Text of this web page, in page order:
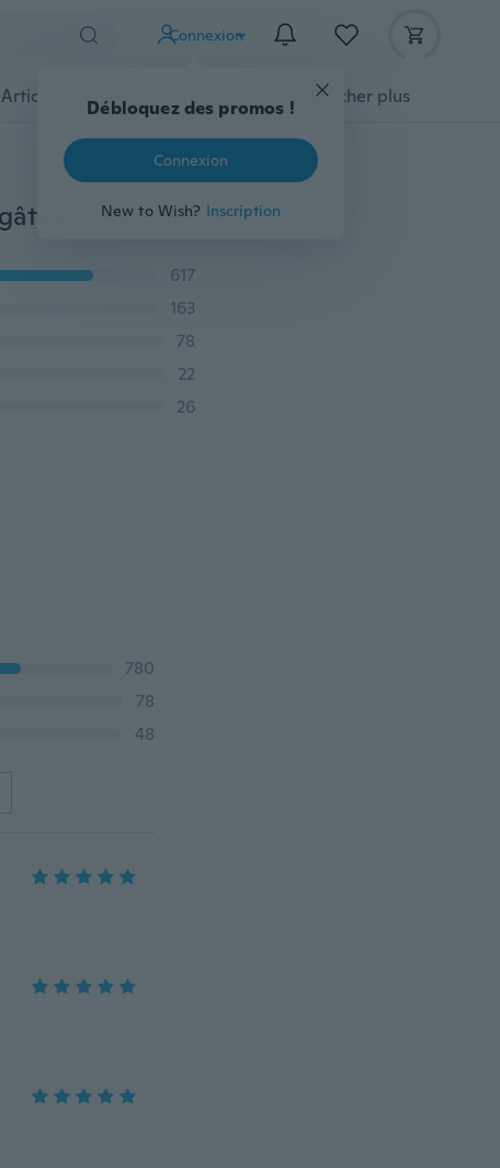
Connexion
Débloquez des promos !
Connexion
New to Wish? Inscription
Articles pour animaux domestiques Afficher plus
Moule en silicone bricolage moule à gâteau moule à gâteau moule à plateau de cuisson moule moule
617
163
78
22
26
780
78
48